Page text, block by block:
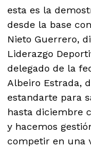
esta es la
desde la base
Nieto Guerrero,
Liderazgo
delegado de la
Albeiro Estrada,
estandarte para
hasta diciembre
y hacemos
competir en una